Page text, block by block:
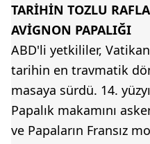
TARİHİN TOZLU
AVİGNON PAPALIĞI
ABD'li yetkililer,
tarihin en travmatik
masaya sürdü. 14.
Papalık makamını
ve Papaların Fransız